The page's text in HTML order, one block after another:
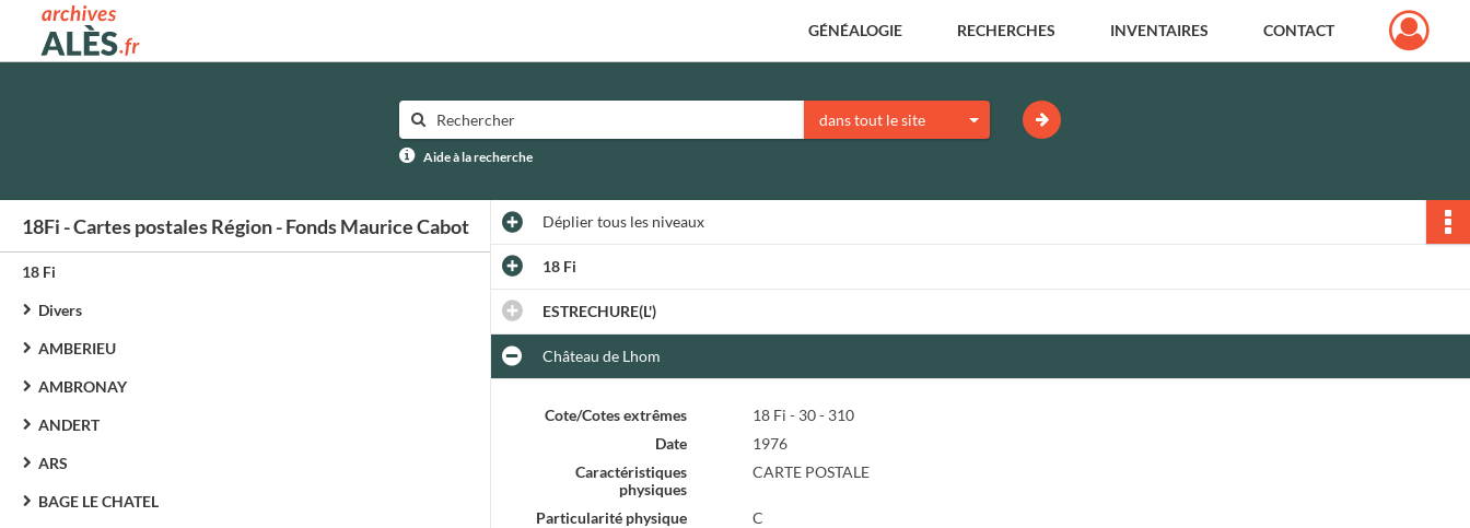
Archives municipales d'Alès GÉNÉALOGIE RECHERCHES INVENTAIRES CONTACT
dans tout le site
Aide à la recherche
18Fi - Cartes postales Région - Fonds Maurice Cabot
18 Fi
Divers
AMBERIEU
AMBRONAY
ANDERT
ARS
BAGE LE CHATEL
Dépliertous les niveaux
18 Fi
ESTRECHURE(L')
Château de Lhom
Cote/Cotes extrêmes
18 Fi - 30 - 310
Date
1976
Caractéristiques
physiques
CARTE POSTALE
Particularité physique
C